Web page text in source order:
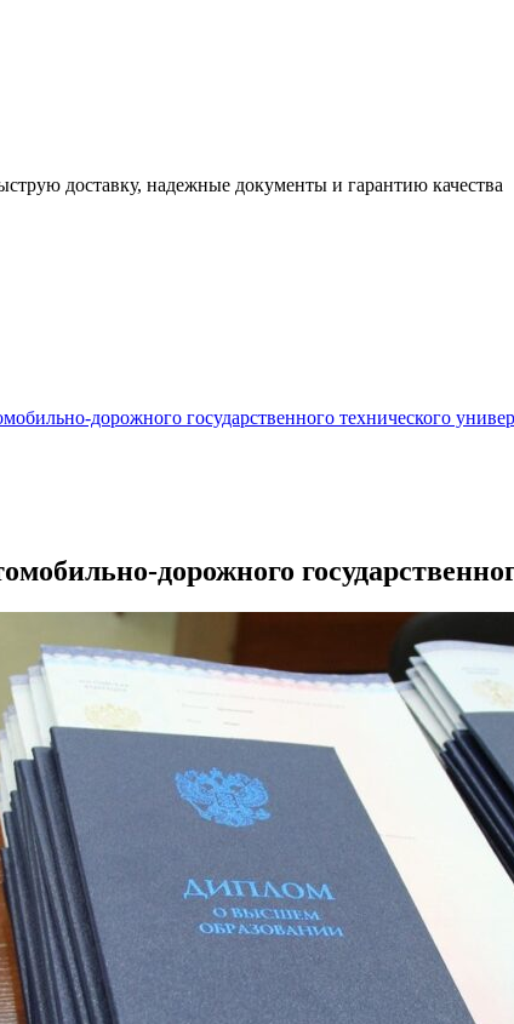
доставку, надежные документы и гарантию качества
дорожного государственного технического
дорожного